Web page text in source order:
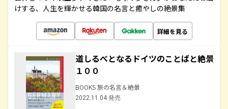
けする、人生を輝かせる韓国の名言と癒やしの絶景集
詳細を見る
道しるべとなるドイツのことばと絶景
１００
BOOKS 旅の名言＆絶景
2022.11.04 発売